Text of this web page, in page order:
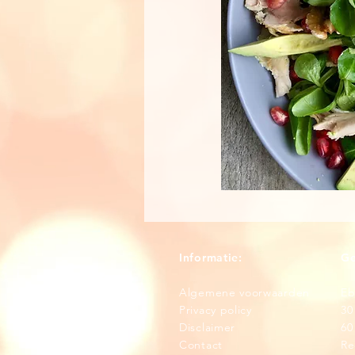
Informatie:
Algemene voorwaarden
Privacy policy
Disclaimer
Contact
3